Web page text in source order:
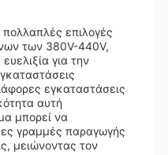
επιλογές
των 380V-440V,
για την
εγκαταστάσεις
αυτή
μπορεί να
γραμμές παραγωγής
μειώνοντας τον